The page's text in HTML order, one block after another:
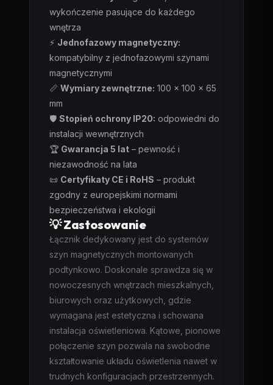
wykończenie pasujące do każdego
wnętrza
⚡ Jednofazowy magnetyczny:
kompatybilny z jednofazowymi szynami
magnetycznymi
📏 Wymiary zewnętrzne: 100 x 100 x 65
mm
🛡️ Stopień ochrony IP20: odpowiedni do
instalacji wewnętrznych
🏆 Gwarancja 5 lat – pewność i
niezawodność na lata
📜 Certyfikaty CE i RoHS – produkt
zgodny z europejskimi normami
bezpieczeństwa i ekologii
💡 Zastosowanie
Łącznik dedykowany jest do systemów
szyn magnetycznych montowanych
podtynkowo. Doskonale sprawdza się w
nowoczesnych wnętrzach mieszkalnych,
biurowych oraz użytkowych, gdzie
wymagana jest estetyczna i schowana
instalacja oświetleniowa. Kątowe, pionowe
połączenie szyn pozwala na swobodne
kształtowanie układu oświetlenia nawet w
trudnych konfiguracjach przestrzennych.